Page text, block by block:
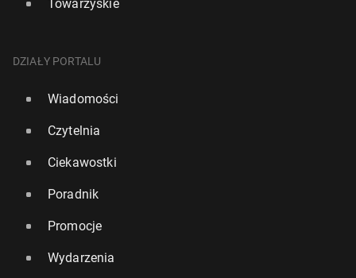
Towarzyskie
DZIAŁY PORTALU
Wiadomości
Czytelnia
Ciekawostki
Poradnik
Promocje
Wydarzenia